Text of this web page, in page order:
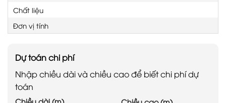
Chất liệu
Đơn vị tính
Dự toán chi phí
Nhập chiều dài và chiều cao để biết chi phí dự
toán